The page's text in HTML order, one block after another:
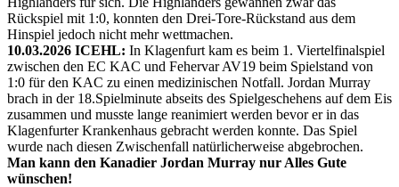
Rückspiel mit 1:0, konnten den Drei-Tore-Rückstand aus dem
Hinspiel jedoch nicht mehr wettmachen.
10.03.2026 ICEHL: In Klagenfurt kam es beim 1. Viertelfinalspiel
zwischen den EC KAC und Fehervar AV19 beim Spielstand von
1:0 für den KAC zu einen medizinischen Notfall. Jordan Murray
brach in der 18.Spielminute abseits des Spielgeschehens auf dem Eis
zusammen und musste lange reanimiert werden bevor er in das
Klagenfurter Krankenhaus gebracht werden konnte. Das Spiel
wurde nach diesen Zwischenfall natürlicherweise abgebrochen.
Man kann den Kanadier Jordan Murray nur Alles Gute
wünschen!